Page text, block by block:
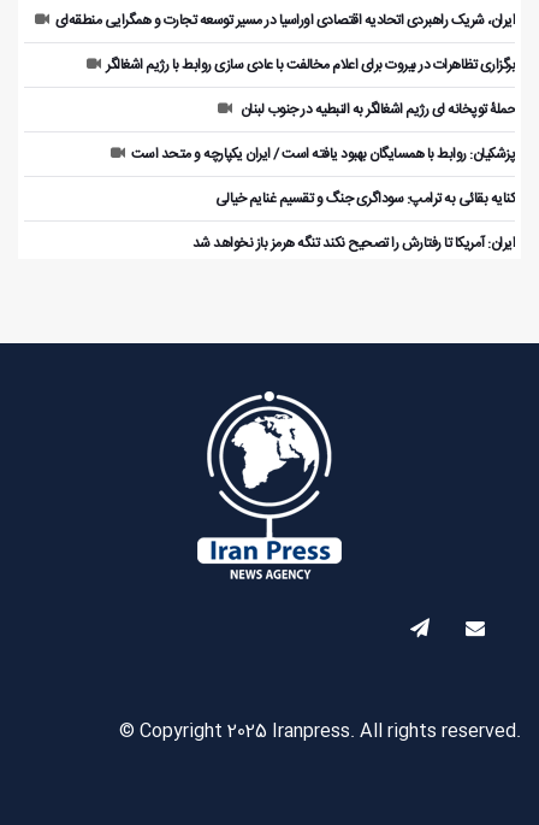
ایران، شریک راهبردی اتحادیه اقتصادی اوراسیا در مسیر توسعه تجارت و همگرایی منطقه‌ای
برگزاری تظاهرات در بیروت برای اعلام مخالفت با عادی سازی روابط با رژیم اشغالگر
حملۀ توپخانه ای رژیم اشغالگر به النبطیه در جنوب لبنان
پزشکیان: روابط با همسایگان بهبود یافته است / ایران یکپارچه و متحد است
کنایه بقائی به ترامپ: سوداگری جنگ و تقسیم غنایم خیالی
ایران: آمریکا تا رفتارش را تصحیح نکند تنگه هرمز باز نخواهد شد
© Copyright 2025 Iranpress. All rights reserved.